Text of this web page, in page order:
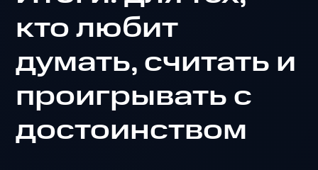
кто любит
думать, считать и
проигрывать с
достоинством